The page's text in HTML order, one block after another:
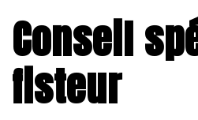
Conseil
fisteur